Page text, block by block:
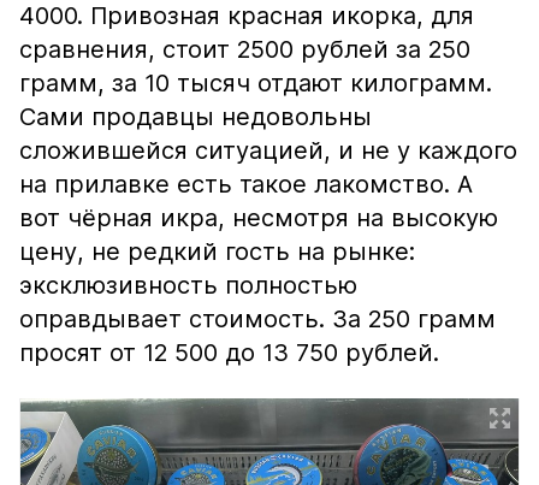
4000. Привозная красная икорка, для
сравнения, стоит 2500 рублей за 250
грамм, за 10 тысяч отдают килограмм.
Сами продавцы недовольны
сложившейся ситуацией, и не у каждого
на прилавке есть такое лакомство. А
вот чёрная икра, несмотря на высокую
цену, не редкий гость на рынке:
эксклюзивность полностью
оправдывает стоимость. За 250 грамм
просят от 12 500 до 13 750 рублей.